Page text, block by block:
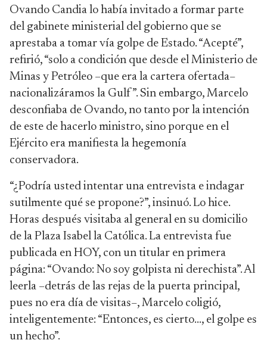
Ovando Candia lo había invitado a formar parte
del gabinete ministerial del gobierno que se
aprestaba a tomar vía golpe de Estado. “Acepté”,
refirió, “solo a condición que desde el Ministerio de
Minas y Petróleo –que era la cartera ofertada–
nacionalizáramos la Gulf”. Sin embargo, Marcelo
desconfiaba de Ovando, no tanto por la intención
de este de hacerlo ministro, sino porque en el
Ejército era manifiesta la hegemonía
conservadora.
“¿Podría usted intentar una entrevista e indagar
sutilmente qué se propone?”, insinuó. Lo hice.
Horas después visitaba al general en su domicilio
de la Plaza Isabel la Católica. La entrevista fue
publicada en HOY, con un titular en primera
página: “Ovando: No soy golpista ni derechista”. Al
leerla –detrás de las rejas de la puerta principal,
pues no era día de visitas–, Marcelo coligió,
inteligentemente: “Entonces, es cierto…, el golpe es
un hecho”.